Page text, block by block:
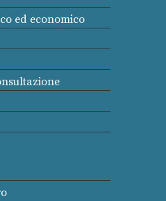
ed economico